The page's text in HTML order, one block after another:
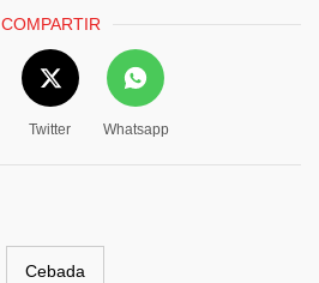
COMPARTIR
Twitter Whatsapp
Cebada